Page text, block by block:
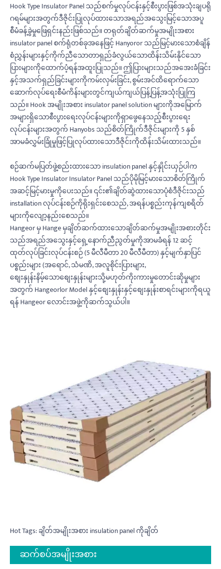
Hook Type Insulator Panel သည်စက်မှုလုပ်ငန်းနှင့်စီးပွားဖြစ်အသုံးချပရို
ဂရမ်များအတွက်ဒီဇိုင်းပြုလုပ်ထားသောအရည်အသွေးမြင့်သောအပူ
စီမံခန့်ခွဲမှုဖြေရှင်းနည်းဖြစ်သည်။ တရုတ်ချိတ်ဆက်မှုအမျိုးအစား
insulator panel စက်ရုံတစ်ခုအနေဖြင့် Hanyoror သည်မြင့်မားသောစံချိန်
စံညွှန်းများနှင့်ကိုက်ညီသောတာရှည်ခံလွယ်သောထိန်းသိမ်းနိုင်သော
ပြားများကိုထောက်ပံ့ရန်အထူးပြုသည်။ ဤပြားများသည်အအေးခံခြင်း
နှင့်အသက်ရှည်ခြင်းများကိုကမ်းလှမ်းခြင်း, စွမ်းအင်ထိရောက်သော
ဆောက်လုပ်ရေးစီမံကိန်းများတွင်ကျယ်ကျယ်ပြန့်ပြန့်အသုံးပြုကြ
သည်။ Hook အမျိုးအစား insulator panel solution များကိုအမြောက်
အများရှိသောစီးပွားရေးလုပ်ငန်းများကိုရှာဖွေနေသည့်စီးပွားရေး
လုပ်ငန်းများအတွက် Hanyobs သည်စိတ်ကြိုက်ဒီဇိုင်းများကို 5 နှစ်
အာမခံလွှမ်းခြုံမှုဖြင့်ပြုလုပ်ထားသောဒီဇိုင်းကိုထိန်းသိမ်းထားသည်။
စဉ်ဆက်မပြတ်ဖွဲ့စည်းထားသော insulation panel နှင့်နှိုင်းယှဉ်ပါက
Hook Type Insulator Insulator Panel သည်ပိုမိုမြင့်မားသောစိတ်ကြိုက်
အဆင့်မြင့်မားမှုကိုပေးသည်။ ၎င်း၏ချိတ်ဆွဲထားသောပုံစံဒီဇိုင်းသည်
installation လုပ်ငန်းစဉ်ကိုရိုးရှင်းစေသည်, အရန်ပစ္စည်းကုန်ကျစရိတ်
များကိုလျော့နည်းစေသည်။
Hangeor မှ Hange မှချိတ်ဆက်ထားသောချိတ်ဆက်မှုအမျိုးအစားတိုင်း
သည်အရည်အသွေးနှင့်ရှေ့နောက်ညီညွတ်မှုကိုအာမခံရန် 12 ဆင့်
ထုတ်လုပ်ခြင်းလုပ်ငန်းစဉ် (5 မီလီမီတာ 20 မီလီမီတာ) နှင့်မျက်နှာပြင်
ပစ္စည်းများ (အရောင်, သံမဏိ, အလူစိုင်းပြားများ,
စျေးနှုန်းနိမ့်သောစျေးနှုန်းများသို့မဟုတ်ကိုးကားမှုတောင်းဆိုမှုများ
အတွက် Hangeorlor Model နှင့်စျေးနှုန်းနှင့်စျေးနှုန်းစာရင်းများကိုရယူ
ရန် Hangeor လောင်းအဖွဲ့ကိုဆက်သွယ်ပါ။
Hot Tags: ချိတ်အမျိုးအစား insulation panel ကိုချိတ်
ဆက်စပ်အမျိုးအစား